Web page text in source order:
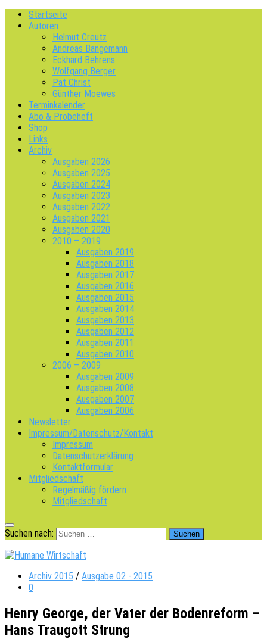
Startseite
Autoren
Helmut Creutz
Andreas Bangemann
Eckhard Behrens
Wolfgang Berger
Pat Christ
Günther Moewes
Terminkalender
Abo & Probeheft
Shop
Links
Archiv
Ausgaben 2026
Ausgaben 2025
Ausgaben 2024
Ausgaben 2023
Ausgaben 2022
Ausgaben 2021
Ausgaben 2020
2010 – 2019
Ausgaben 2019
Ausgaben 2018
Ausgaben 2017
Ausgaben 2016
Ausgaben 2015
Ausgaben 2014
Ausgaben 2013
Ausgaben 2012
Ausgaben 2011
Ausgaben 2010
2006 – 2009
Ausgaben 2009
Ausgaben 2008
Ausgaben 2007
Ausgaben 2006
Newsletter
Impressum/Datenschutz/Kontakt
Impressum
Datenschutzerklärung
Kontaktformular
Mitgliedschaft
Regelmäßig fördern
Mitgliedschaft
Suchen nach:
Archiv 2015 / Ausgabe 02 - 2015
0
Henry George, der Vater der Bodenreform –
Hans Traugott Strung